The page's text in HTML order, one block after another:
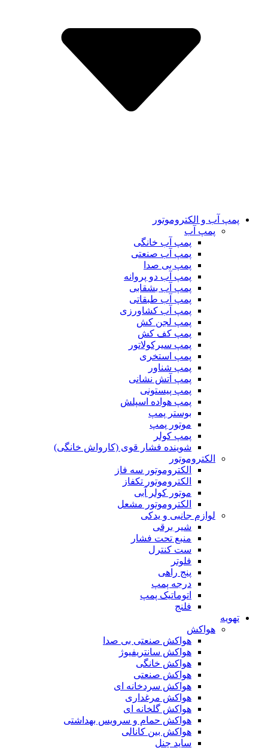
پمپ آب و الکتروموتور
پمپ آب
پمپ آب خانگی
پمپ آب صنعتی
پمپ بی صدا
پمپ آب دو پروانه
پمپ آب بشقابی
پمپ آب طبقاتی
پمپ آب کشاورزی
پمپ لجن کش
پمپ کف کش
پمپ سیرکولاتور
پمپ استخری
پمپ شناور
پمپ آتش نشانی
پمپ پیستونی
پمپ هواده اسپلش
بوستر پمپ
موتور پمپ
پمپ کولر
شوینده فشار قوی (کارواش خانگی)
الکتروموتور
الکتروموتور سه فاز
الکتروموتور تکفاز
موتور کولر آبی
الکتروموتور مشعل
لوازم جانبی و یدکی
شیر برقی
منبع تحت فشار
ست کنترل
فلوتر
پنج راهی
درجه پمپ
اتوماتیک پمپ
فلنج
تهویه
هواکش
هواکش صنعتی بی صدا
هواکش سانتریفیوژ
هواکش خانگی
هواکش صنعتی
هواکش سردخانه ای
هواکش مرغداری
هواکش گلخانه ای
هواکش حمام و سرویس بهداشتی
هواکش بین کانالی
ساید چنل